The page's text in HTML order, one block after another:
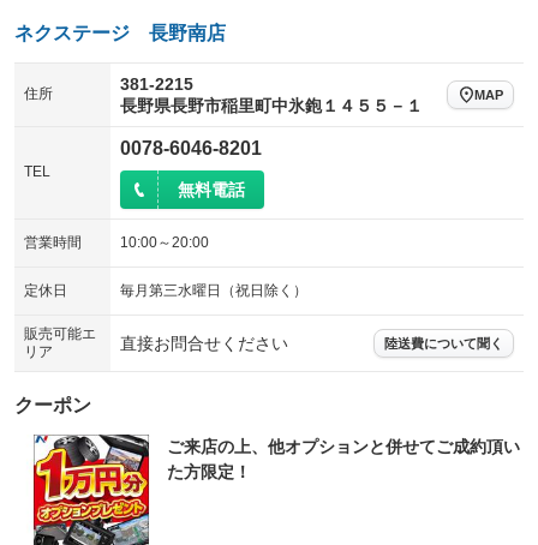
ネクステージ 長野南店
住所
381-2215
長野県長野市稲里町中氷鉋１４５５－１
MAP
TEL
0078-6046-8201
無料電話
営業時間 10:00～20:00
定休日 毎月第三水曜日（祝日除く）
販売可能エ
リア
直接お問合せください 陸送費について聞く
クーポン
ご来店の上、他オプションと併せてご成約頂い
た方限定！